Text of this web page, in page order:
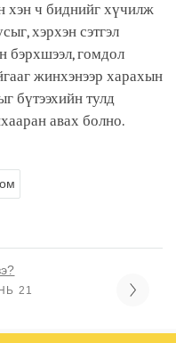
хэн ч биднийг хүчилж
хэрхэн сэтгэл
бэрхшээл, гомдол
жинхэнээр харахын
бүтээхийн тулд
авах болно.
21